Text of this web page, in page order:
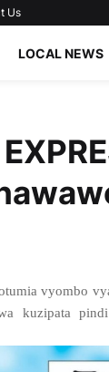
Us
LOCAL NEWS
vyombo
kuzipata